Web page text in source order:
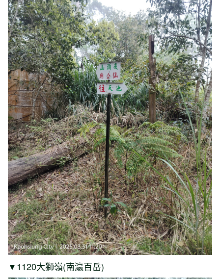
▼1120大獅嶺(南瀛百岳)